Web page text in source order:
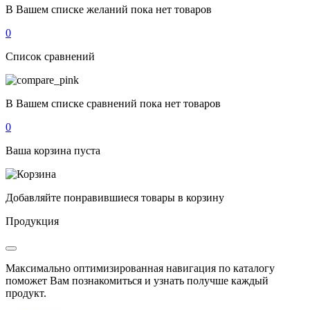
В Вашем списке желаний пока нет товаров
0
Список сравнений
В Вашем списке сравнений пока нет товаров
0
Ваша корзина пуста
Добавляйте понравившиеся товары в корзину
Продукция
Максимально оптимизированная навигация по каталогу
поможет Вам познакомиться и узнать получше каждый
продукт.